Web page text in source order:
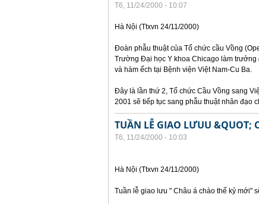
T6, 11/24/2000 - 10:07
Hà Nội (Ttxvn 24/11/2000)
Đoàn phẫu thuật của Tổ chức cầu Vồng
Trường Đại học Y khoa Chicago làm trưởng
và hàm ếch tại Bệnh viện Việt Nam-Cu Ba.
Đây là lần thứ 2, Tổ chức Cầu Vồng sang
2001 sẽ tiếp tục sang phẫu thuật nhân đạo
TUẦN LỄ GIAO LƯUU &QUOT;
T6, 11/24/2000 - 10:03
Hà Nội (Ttxvn 24/11/2000)
Tuần lễ giao lưu " Châu á chào thế kỷ mới"